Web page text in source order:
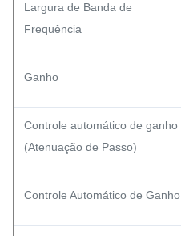
Largura de Banda de
Frequência
Ganho
Controle automático de ganho
(Atenuação de Passo)
Controle Automático de Ganho